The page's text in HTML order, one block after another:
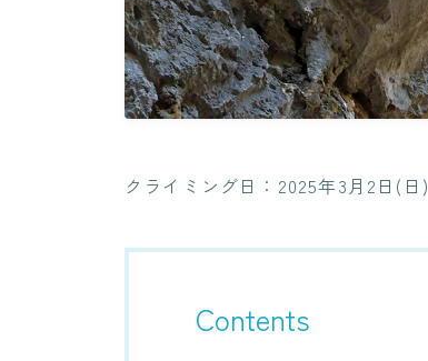
クライミング日：2025年3月2日(日)
Contents